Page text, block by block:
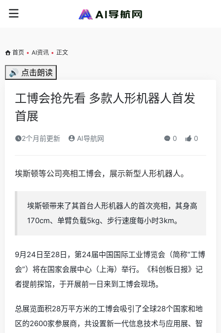
首页 • AI资讯 • 正文
🔊 点击朗读
工博会抢先看 多款人形机器人首发
首展
2个月前更新 AI导航网 0 0
埃斯顿等公司亮相工博会，展示新型人形机器人。
埃斯顿带来了其首台人形机器人的首次亮相，其身高
170cm、单臂负载5kg、步行速度每小时3km。
9月24日至28日，第24届中国国际工业博览会（简称“工博
会”）将在国家会展中心（上海）举行。《科创板日报》记
者提前探馆，于开展前一日来到工博会现场。
总展览面积28万平方米的工博会吸引了全球28个国家和地
区的2600家参展商，共设置新一代信息技术与应用展、智